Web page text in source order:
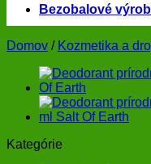
Bezobalové
Domov / Kozmetika a
Kategórie